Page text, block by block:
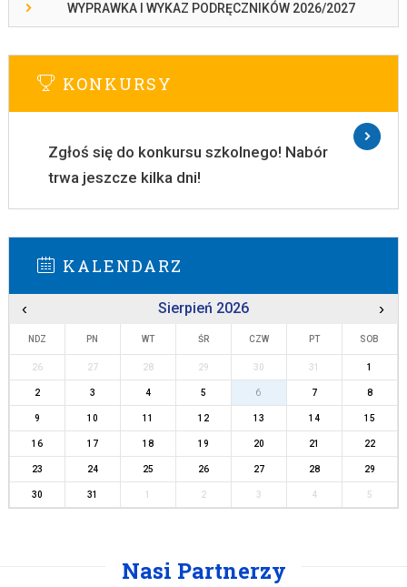
WYPRAWKA I WYKAZ PODRĘCZNIKÓW 2026/2027
KONKURSY
Zgłoś się do konkursu szkolnego! Nabór
trwa jeszcze kilka dni!
KALENDARZ
‹ Sierpień 2026 ›
NDZ PN WT ŚR CZW PT SOB
26 27 28 29 30 31 1
2 3 4 5 6 7 8
9 10 11 12 13 14 15
16 17 18 19 20 21 22
23 24 25 26 27 28 29
30 31 2 3 4 5
Nasi Partnerzy